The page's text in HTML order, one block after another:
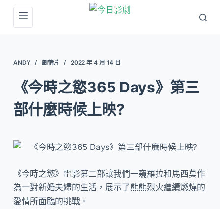
至
內
ANDY 劇情片 2022 年 4 月 14 日
《今時之慾365 Days》第三
部什麼時候上映?
《今時之慾》電影第二部讓我們一窺羅拉和馬西莫作
為一對新婚夫婦的生活，展示了熊熊烈火繼續燃燒的
愛情所面臨的挑戰。